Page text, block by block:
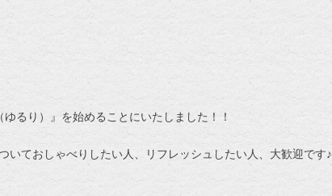
るり）』を始めることにいたしました！！
ておしゃべりしたい人、リフレッシュしたい人、大歓迎です♪